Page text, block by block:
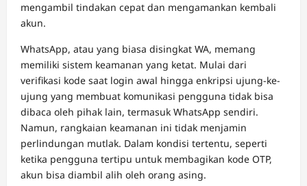
mengambil tindakan cepat dan mengamankan kembali
akun.
WhatsApp, atau yang biasa disingkat WA, memang
memiliki sistem keamanan yang ketat. Mulai dari
verifikasi kode saat login awal hingga enkripsi ujung-ke-
ujung yang membuat komunikasi pengguna tidak bisa
dibaca oleh pihak lain, termasuk WhatsApp sendiri.
Namun, rangkaian keamanan ini tidak menjamin
perlindungan mutlak. Dalam kondisi tertentu, seperti
ketika pengguna tertipu untuk membagikan kode OTP,
akun bisa diambil alih oleh orang asing.